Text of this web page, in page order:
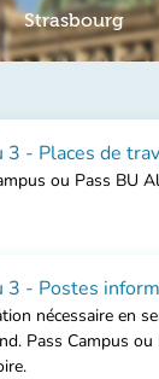
Strasbourg
3 - Places de
ou Pass BU
3 - Postes
nécessaire en
Pass Campus ou